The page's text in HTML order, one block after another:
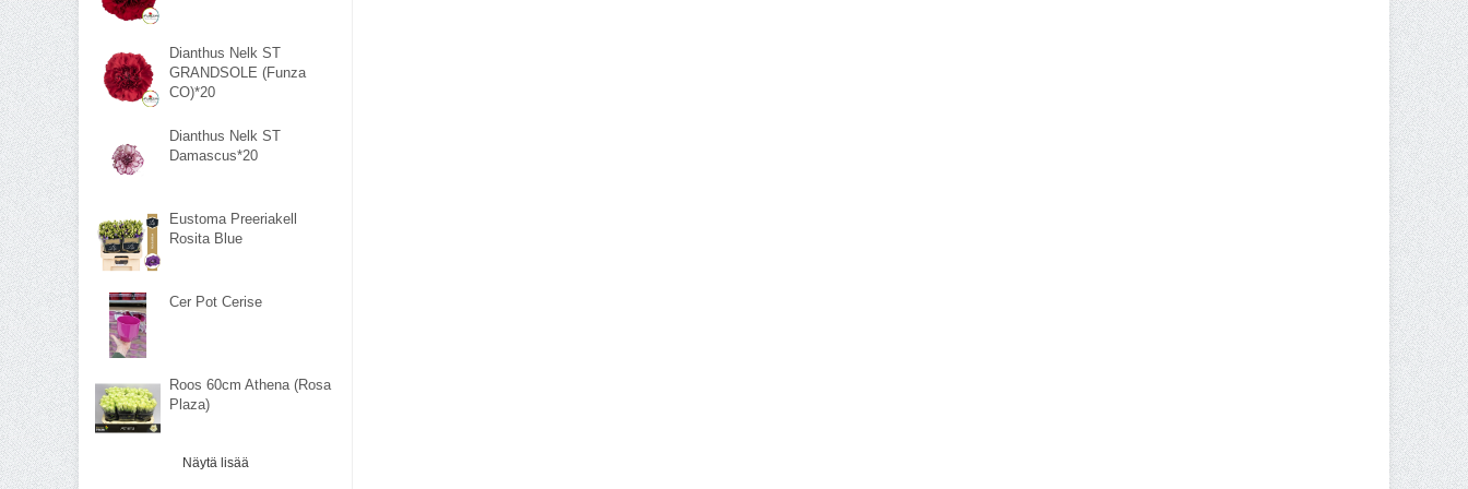
Dianthus Nelk ST
GRANDSOLE (Funza
CO)*20
Dianthus Nelk ST
Damascus*20
Eustoma Preeriakell
Rosita Blue
Cer Pot Cerise
Roos 60cm Athena (Rosa
Plaza)
Näytä lisää